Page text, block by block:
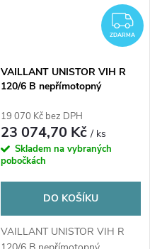
ZDARMA
VAILLANT UNISTOR VIH R
120/6 B nepřímotopný
stacionární
19 070 Kč bez DPH
23 074,70 Kč/ ks
Skladem na vybraných
pobočkách
DO KOŠÍKU
VAILLANT UNISTOR VIH R